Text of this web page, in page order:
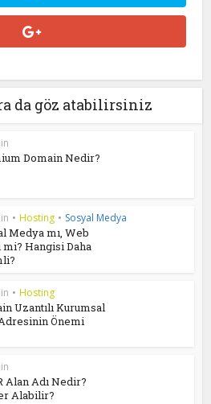
da göz atabilirsiniz
Domain Nedir?
• Hosting • Sosyal Medya
Medya mı, Web
mi? Hangisi Daha
• Hosting
Uzantılı Kurumsal
Önemi
Alan Adı Nedir?
Alabilir?